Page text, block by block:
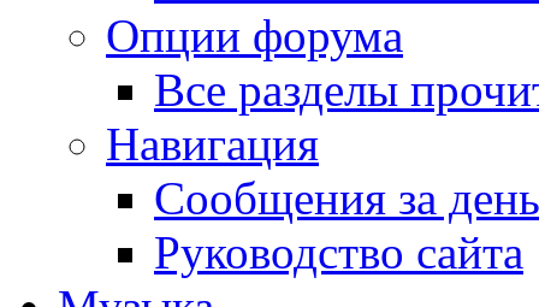
Опции форума
Все разделы
Навигация
Сообщения за день
Руководство сайта